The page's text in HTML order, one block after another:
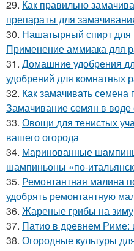
29. Как правильно
препараты для
30. Нашатырный спирт для
Применение аммиака для
31. Домашние удобрения
удобрений для комнатных
32. Как замачивать семена
Замачивание семян в
33. Овощи для тенистых
вашего огорода
34. Маринованные
шампиньоны «по-
35. Ремонтантная малина
удобрять ремонтантную
36. Жареные грибы на зиму
37. Патио в древнем Риме:
38. Огородные культуры